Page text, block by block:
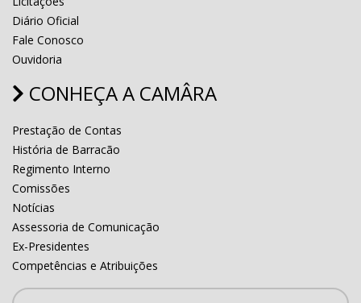
Diário Oficial
Fale Conosco
Ouvidoria
CONHEÇA A CAMÂRA
Prestação de Contas
História de Barracão
Regimento Interno
Comissões
Notícias
Assessoria de Comunicação
Ex-Presidentes
Competências e Atribuições